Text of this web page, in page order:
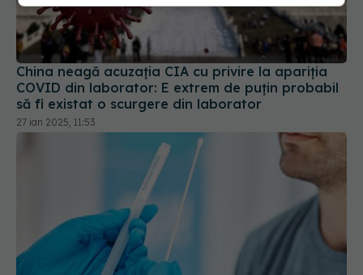
China neagă acuzația CIA cu privire la apariția
COVID din laborator: E extrem de puţin probabil
să fi existat o scurgere din laborator
27 ian 2025, 11:53